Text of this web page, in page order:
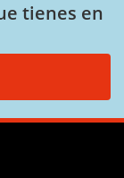
tienes en